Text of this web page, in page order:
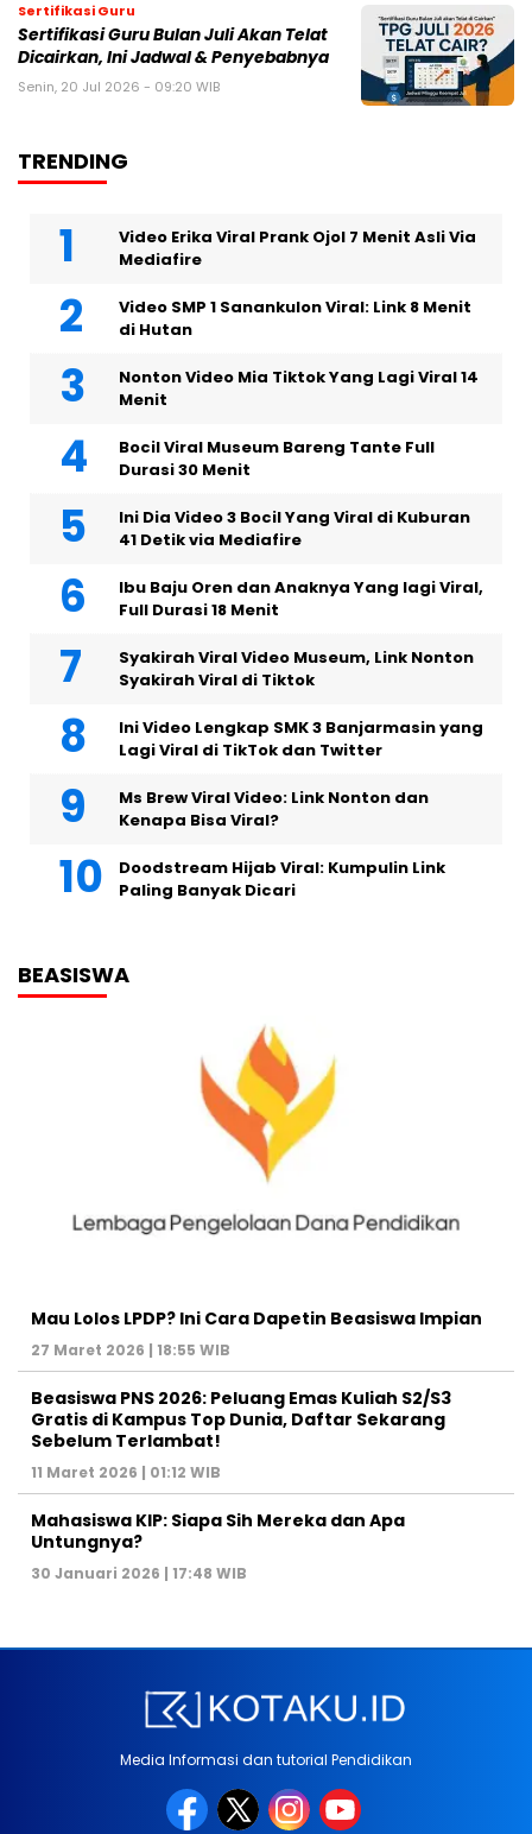
Sertifikasi Guru
Sertifikasi Guru Bulan Juli Akan Telat
Dicairkan, Ini Jadwal & Penyebabnya
Senin, 20 Jul 2026 - 09:20 WIB
TRENDING
Video Erika Viral Prank Ojol 7 Menit Asli Via
Mediafire
Video SMP 1 Sanankulon Viral: Link 8 Menit
di Hutan
Nonton Video Mia Tiktok Yang Lagi Viral 14
Menit
Bocil Viral Museum Bareng Tante Full
Durasi 30 Menit
Ini Dia Video 3 Bocil Yang Viral di Kuburan
41 Detik via Mediafire
Ibu Baju Oren dan Anaknya Yang lagi Viral,
Full Durasi 18 Menit
Syakirah Viral Video Museum, Link Nonton
Syakirah Viral di Tiktok
Ini Video Lengkap SMK 3 Banjarmasin yang
Lagi Viral di TikTok dan Twitter
Ms Brew Viral Video: Link Nonton dan
Kenapa Bisa Viral?
Doodstream Hijab Viral: Kumpulin Link
Paling Banyak Dicari
BEASISWA
Mau Lolos LPDP? Ini Cara Dapetin Beasiswa Impian
27 Maret 2026 | 18:55 WIB
Beasiswa PNS 2026: Peluang Emas Kuliah S2/S3
Gratis di Kampus Top Dunia, Daftar Sekarang
Sebelum Terlambat!
11 Maret 2026 | 01:12 WIB
Mahasiswa KIP: Siapa Sih Mereka dan Apa
Untungnya?
30 Januari 2026 | 17:48 WIB
Media Informasi dan tutorial Pendidikan